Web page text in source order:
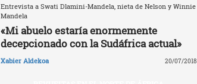
Entrevista a Swati Dlamini-Mandela, nieta de Nelson y Winnie
Mandela
«Mi abuelo estaría enormemente
decepcionado con la Sudáfrica actual»
Xabier Aldekoa 20/07/2018